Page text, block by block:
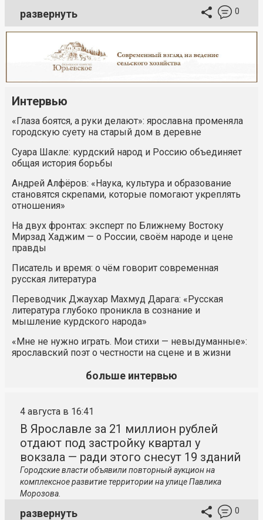
развернуть 0
Интервью
«Глаза боятся, а руки делают»: ярославна променяла
городскую суету на старый дом в деревне
Суара Шакле: курдский народ и Россию объединяет
общая история борьбы
Андрей Алфёров: «Наука, культура и образование
становятся скрепами, которые помогают укреплять
отношения»
На двух фронтах: эксперт по Ближнему Востоку
Мирзад Хаджим — о России, своём народе и цене
правды
Писатель и время: о чём говорит современная
русская литература
Переводчик Джаухар Махмуд Дарага: «Русская
литература глубоко проникла в сознание и
мышление курдского народа»
«Мне не нужно играть. Мои стихи — невыдуманные»:
ярославский поэт о честности на сцене и в жизни
больше интервью
4 августа в 16:41
В Ярославле за 21 миллион рублей
отдают под застройку квартал у
вокзала — ради этого снесут 19 зданий
Городские власти объявили повторный аукцион на
комплексное развитие территории на улице Павлика
Морозова.
развернуть 0